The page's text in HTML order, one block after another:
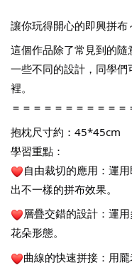
讓你玩得開心的即興拼布
這個作品除了常見到的
一些不同的設計，同學
裡。
＝＝＝＝＝＝＝＝＝＝
抱枕尺寸約：45*45cm
學習重點：
自由裁切的應用：運
出不一樣的拼布效果。
層疊交錯的設計：運
花朵形態。
曲線的快速拼接：用